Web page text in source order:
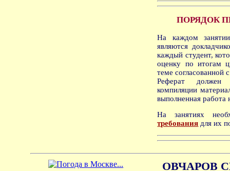
ПОРЯДОК
На каждом
являются
каждый студент,
оценку по итогам
теме согласованной
Реферат должен
компиляции
выполненная работа
На занятиях
требования для их
ОВЧАРОВ